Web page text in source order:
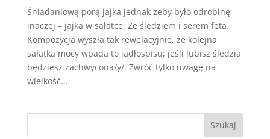
Śniadaniową porą jajka jednak żeby było odrobinę
inaczej – jajka w sałatce. Ze śledziem i serem feta.
Kompozycja wyszła tak rewelacyjnie, że kolejna
sałatka mocy wpada to jadłospisu; jeśli lubisz śledzia
będziesz zachwycona/y/. Zwróć tylko uwagę na
wielkość...